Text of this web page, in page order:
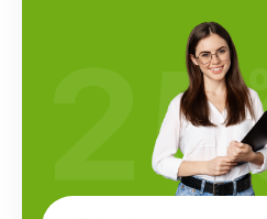
25